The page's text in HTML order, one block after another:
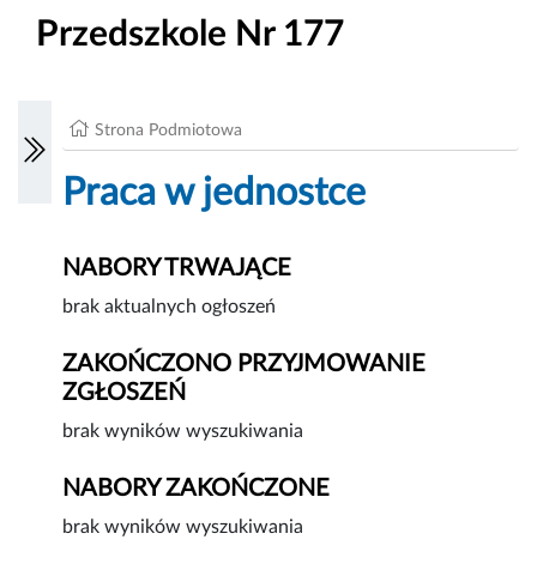
Przedszkole Nr 177
Strona Podmiotowa
Praca w jednostce
NABORY TRWAJĄCE
brak aktualnych ogłoszeń
ZAKOŃCZONO PRZYJMOWANIE
ZGŁOSZEŃ
brak wyników wyszukiwania
NABORY ZAKOŃCZONE
brak wyników wyszukiwania